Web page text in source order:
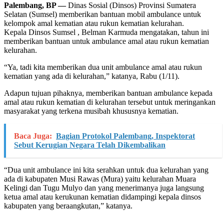
Palembang, BP —Dinas Sosial (Dinsos) Provinsi Sumatera
Selatan (Sumsel) memberikan bantuan mobil ambulance untuk
kelompok amal kematian atau rukun kematian kelurahan.
Kepala Dinsos Sumsel , Belman Karmuda mengatakan, tahun ini
memberikan bantuan untuk ambulance amal atau rukun kematian
kelurahan.
“Ya, tadi kita memberikan dua unit ambulance amal atau rukun
kematian yang ada di kelurahan,” katanya, Rabu (1/11).
Adapun tujuan pihaknya, memberikan bantuan ambulance kepada
amal atau rukun kematian di kelurahan tersebut untuk meringankan
masyarakat yang terkena musibah khususnya kematian.
Baca Juga: Bagian Protokol Palembang, Inspektorat
Sebut Kerugian Negara Telah Dikembalikan
“Dua unit ambulance ini kita serahkan untuk dua kelurahan yang
ada di kabupaten Musi Rawas (Mura) yaitu kelurahan Muara
Kelingi dan Tugu Mulyo dan yang menerimanya juga langsung
ketua amal atau kerukunan kematian didampingi kepala dinsos
kabupaten yang beraangkutan,” katanya.